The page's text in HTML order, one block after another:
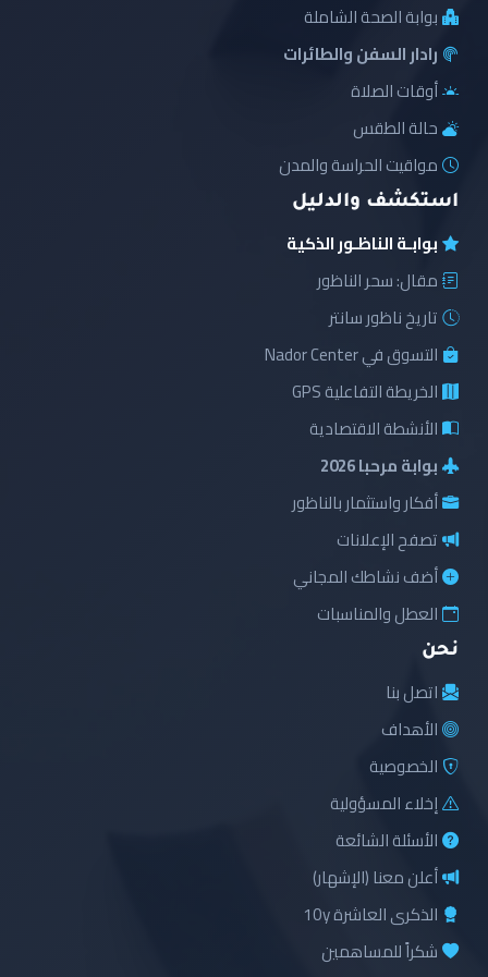
بوابة الصحة الشاملة
رادار السفن والطائرات
أوقات الصلاة
حالة الطقس
مواقيت الحراسة والمدن
استكشف والدليل
بوابـة الناظـور الذكية
مقال: سحر الناظور
تاريخ ناظور سانتر
التسوق في Nador Center
الخريطة التفاعلية GPS
الأنشطة الاقتصادية
بوابة مرحبا 2026
أفكار واستثمار بالناظور
تصفح الإعلانات
أضف نشاطك المجاني
العطل والمناسبات
نحن
اتصل بنا
الأهداف
الخصوصية
إخلاء المسؤولية
الأسئلة الشائعة
أعلن معنا (الإشهار)
الذكرى العاشرة 10y
شكراً للمساهمين